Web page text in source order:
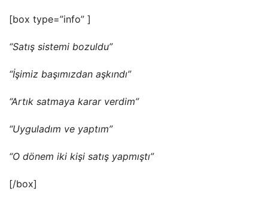
[box type=”info” ]
“Satış sistemi bozuldu”
“İşimiz başımızdan aşkındı”
“Artık satmaya karar verdim”
“Uyguladım ve yaptım”
“O dönem iki kişi satış yapmıştı”
[/box]